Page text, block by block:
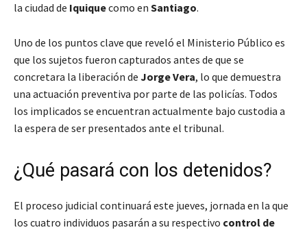
la ciudad de Iquiquecomo en Santiago.
Uno de los puntos clave que reveló el Ministerio Público es
que los sujetos fueron capturados antes de que se
concretara la liberación de Jorge Vera, lo que demuestra
una actuación preventiva por parte de las policías. Todos
los implicados se encuentran actualmente bajo custodia a
la espera de ser presentados ante el tribunal.
¿Qué pasará con los detenidos?
El proceso judicial continuará este jueves, jornada en la que
los cuatro individuos pasarán a su respectivo control de